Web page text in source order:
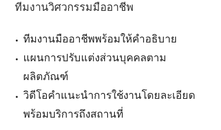
ทีมงานวิศวกรรมมืออาชีพ
ทีมงานมืออาชีพพร้อมให้คำอธิบาย
แผนการปรับแต่งส่วนบุคคลตาม
ผลิตภัณฑ์
วิดีโอคำแนะนำการใช้งานโดยละเอียด
พร้อมบริการถึงสถานที่